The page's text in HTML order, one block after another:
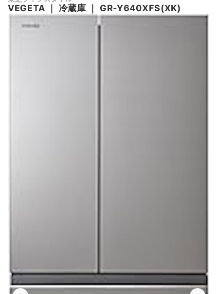
VEGETA 冷蔵庫 GR-Y640XFS(XK)